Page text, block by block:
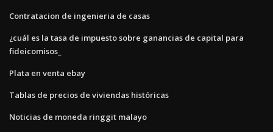
Contratacion de ingenieria de casas
¿cuál es la tasa de impuesto sobre ganancias de capital para
fideicomisos_
Plata en venta ebay
Tablas de precios de viviendas históricas
Noticias de moneda ringgit malayo